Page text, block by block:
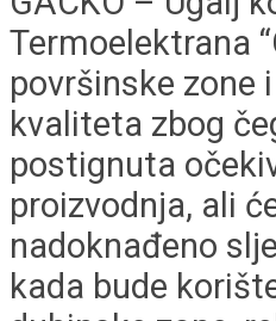
Termoelektrana
površinske zone
kvaliteta zbog
postignuta
proizvodnja, ali
nadoknađeno
kada bude